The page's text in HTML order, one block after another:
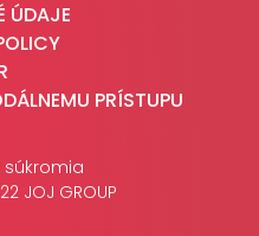
MS 2026
ÚDAJE
PRÍSTUPU
súkromia
JOJ GROUP